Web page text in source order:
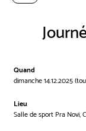
Quand
dimanche 14.12.2025
Lieu
Salle de sport Pra Novi,